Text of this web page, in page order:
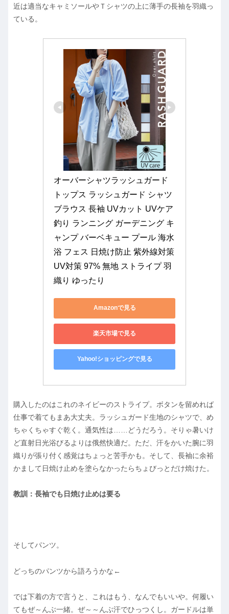
近は適当なキャミソールやＴシャツの上に薄手の長袖を羽織っ
ている。
オーバーシャツラッシュガード
トップス ラッシュガード シャツ
ブラウス 長袖 UVカット UVケア
釣り ランニング ガーデニング キ
ャンプ バーベキュー プール 海水
浴 フェス 日焼け防止 紫外線対策
UV対策 97% 無地 ストライプ 羽
織り ゆったり
Amazonで見る
楽天市場で見る
Yahoo!ショッピングで見る
購入したのはこれのネイビーのストライプ。ボタンを留めれば
仕事で着てもまあ大丈夫。ラッシュガード生地のシャツで、め
ちゃくちゃすぐ乾く。通気性は……どうだろう。そりゃ暑いけ
ど直射日光浴びるよりは俄然快適だ。ただ、汗をかいた腕に羽
織りが張り付く感覚はちょっと苦手かも。そして、長袖に余裕
かまして日焼け止めを塗らなかったらちょびっとだけ焼けた。
教訓：長袖でも日焼け止めは要る
そしてパンツ。
どっちのパンツから語ろうかな←
では下着の方で言うと、これはもう、なんでもいいや。何履い
てもぜ～んぶ一緒。ぜ～～んぶ汗でひっつくし。ガードルは単